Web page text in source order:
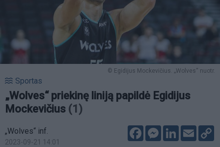
© Egidijus Mockevičius. „Wolves“ nuotr.
Sportas
„Wolves“ priekinę liniją papildė Egidijus
Mockevičius (1)
„Wolves“ inf.
2023-09-21 14:01
FacebookMessenger
LinkedIn
Email